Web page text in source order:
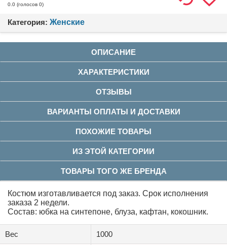
0.0 (голосов 0)
Категория: Женские
ОПИСАНИЕ
ХАРАКТЕРИСТИКИ
ОТЗЫВЫ
ВАРИАНТЫ ОПЛАТЫ И ДОСТАВКИ
ПОХОЖИЕ ТОВАРЫ
ИЗ ЭТОЙ КАТЕГОРИИ
ТОВАРЫ ТОГО ЖЕ БРЕНДА
Костюм изготавливается под заказ. Срок исполнения
заказа 2 недели.
Состав: юбка на синтепоне, блуза, кафтан, кокошник.
Вес 1000